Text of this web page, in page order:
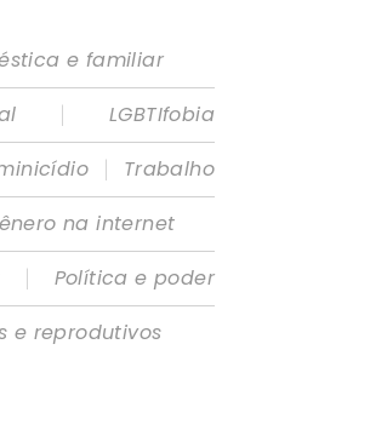
e familiar
|
LGBTIfobia
|
Trabalho
na internet
|
Política e poder
e reprodutivos